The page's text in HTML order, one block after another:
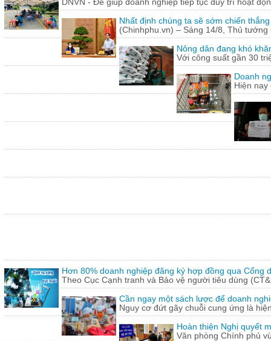
Nhất định chúng ta sẽ sớm chiến
(Chinhphu.vn) – Sáng 14/8, Thủ
Nông dân đang khó
Với công suất gần 30
Doanh
Hiện
Hơn 80% doanh nghiệp đăng ký hợp đồng qua Cổng
Theo Cục Cạnh tranh và Bảo vệ người tiêu dùng
Cần ngay một sách lược để doanh
Nguy cơ đứt gãy chuỗi cung ứng là
Hoàn thiện Nghị quyết
Văn phòng Chính phủ